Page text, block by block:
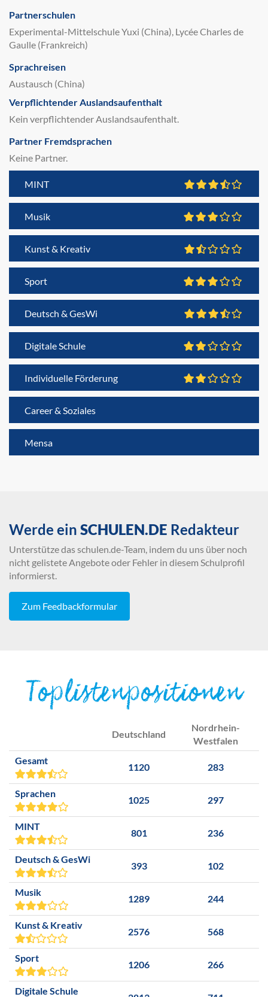
Partnerschulen
Experimental-Mittelschule Yuxi (China), Lycée Charles de
Gaulle (Frankreich)
Sprachreisen
Austausch (China)
Verpflichtender Auslandsaufenthalt
Kein verpflichtender Auslandsaufenthalt.
Partner Fremdsprachen
Keine Partner.
MINT
Musik
Kunst & Kreativ
Sport
Deutsch & GesWi
Digitale Schule
Individuelle Förderung
Career & Soziales
Mensa
Werde ein SCHULEN.DE Redakteur
Unterstütze das schulen.de-Team, indem du uns über noch
nicht gelistete Angebote oder Fehler in diesem Schulprofil
informierst.
Zum Feedbackformular
Toplistenpositionen
Deutschland
Nordrhein-
Westfalen
Gesamt
1120 283
Sprachen
1025 297
MINT
801 236
Deutsch & GesWi
393 102
Musik
1289 244
Kunst & Kreativ
2576 568
Sport
1206 266
Digitale Schule